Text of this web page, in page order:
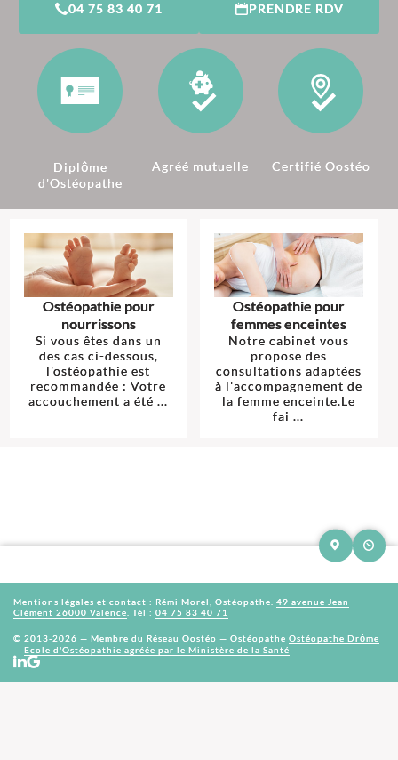
04 75 83 40 71 PRENDRE RDV
Diplôme
d'Ostéopathe
Agréé mutuelle Certifié Oostéo
Ostéopathie pour
nourrissons
Si vous êtes dans un
des cas ci-dessous,
l'ostéopathie est
recommandée : Votre
accouchement a été ...
Ostéopathie pour
femmes enceintes
Notre cabinet vous
propose des
consultations adaptées
à l'accompagnement de
la femme enceinte.Le
fai ...
Mentions légales et contact : Rémi Morel, Ostéopathe. 49 avenue Jean
Clément 26000 Valence . Tél : 04 75 83 40 71
© 2013-2026 — Membre du Réseau Oostéo — Ostéopathe Ostéopathe Drôme
— Ecole d'Ostéopathie agréée par le Ministère de la Santé